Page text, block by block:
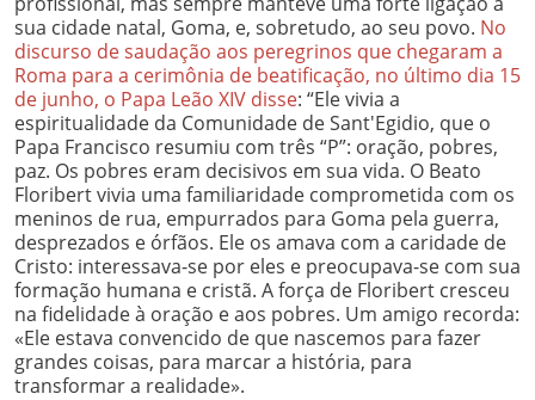
sua cidade natal, Goma, e, sobretudo, ao seu povo. No
discurso de saudação aos peregrinos que chegaram a
Roma para a cerimônia de beatificação, no último dia 15
de junho, o Papa Leão XIV disse: “Ele vivia a
espiritualidade da Comunidade de Sant'Egidio, que o
Papa Francisco resumiu com três “P”: oração, pobres,
paz. Os pobres eram decisivos em sua vida. O Beato
Floribert vivia uma familiaridade comprometida com os
meninos de rua, empurrados para Goma pela guerra,
desprezados e órfãos. Ele os amava com a caridade de
Cristo: interessava-se por eles e preocupava-se com sua
formação humana e cristã. A força de Floribert cresceu
na fidelidade à oração e aos pobres. Um amigo recorda:
«Ele estava convencido de que nascemos para fazer
grandes coisas, para marcar a história, para
transformar a realidade».